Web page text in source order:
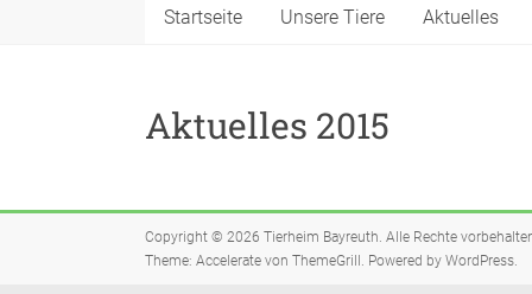
Startseite Unsere Tiere Aktuelles
Aktuelles 2015
Copyright © 2026 Tierheim Bayreuth. Alle Rechte
Theme: Accelerate von ThemeGrill. Powered by WordPress.